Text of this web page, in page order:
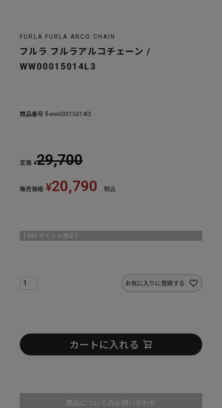
FURLA FURLA ARCO CHAIN
フルラ フルラアルコチェーン /
WW00015014L3
商品番号 fl-ww00015014l3
定価 ¥29,700
販売価格 ¥20,790 税込
945 ポイント進呈 ]
お気に入りに登録する
カートに入れる
商品についてのお問い合わせ